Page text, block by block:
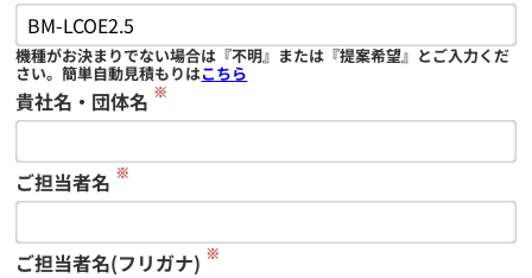
機種がお決まりでない場合は『不明』または『提案希望』とご入力くだ
さい。簡単自動見積もりはこちら
貴社名・団体名 ※
ご担当者名 ※
ご担当者名(フリガナ) ※